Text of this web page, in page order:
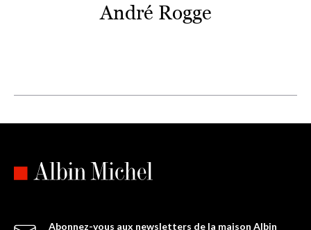
André Rogge
Abonnez-vous aux newsletters de la maison Albin